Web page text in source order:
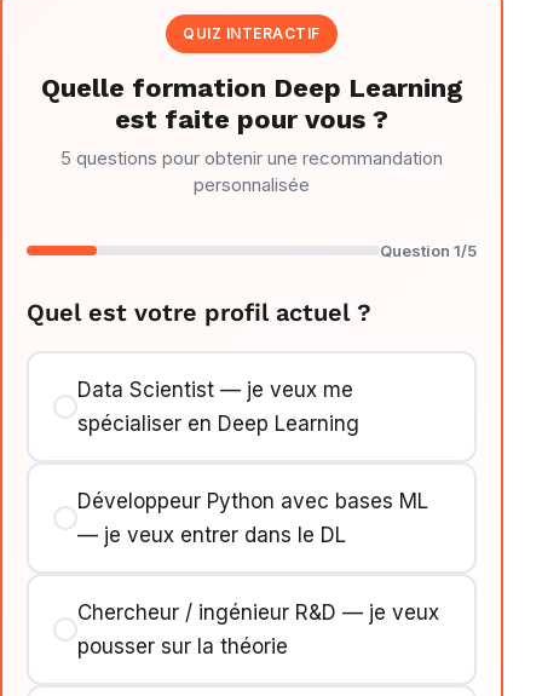
QUIZ INTERACTIF
Quelle formation Deep Learning
est faite pour vous ?
5 questions pour obtenir une recommandation
personnalisée
Question 1/5
Quel est votre profil actuel ?
Data Scientist — je veux me
spécialiser en Deep Learning
Développeur Python avec bases ML
— je veux entrer dans le DL
Chercheur / ingénieur R&D — je veux
pousser sur la théorie